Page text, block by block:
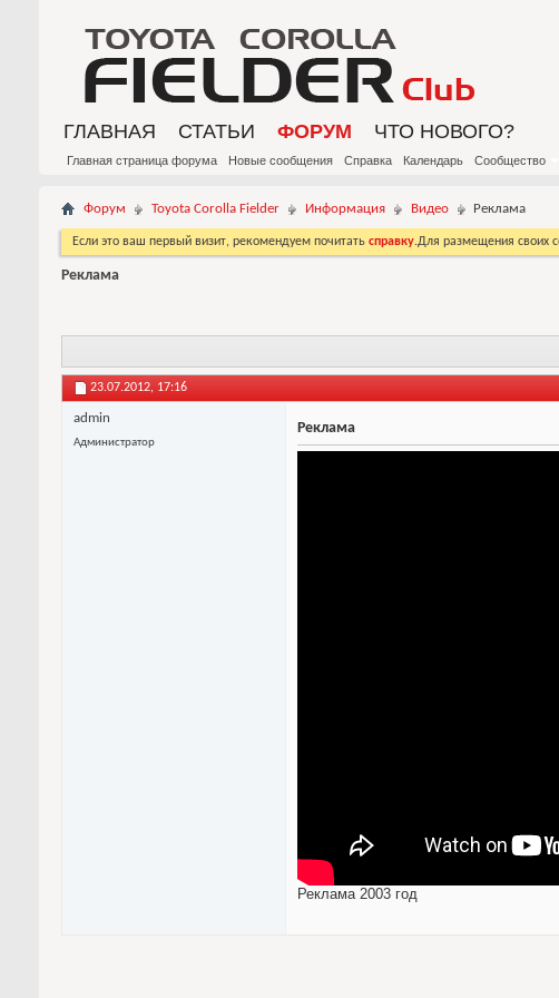
ГЛАВНАЯ СТАТЬИ ФОРУМ
Главная страница форума Новые сообщения Справка Календарь Сообщество
ЧТО НОВОГО?
Форум Toyota Corolla Fielder Информация Видео Реклама
Если это ваш первый визит, рекомендуем почитать справку.Для размещения своих
Реклама
23.07.2012, 17:16
admin
Администратор
Реклама
Реклама 2003 год